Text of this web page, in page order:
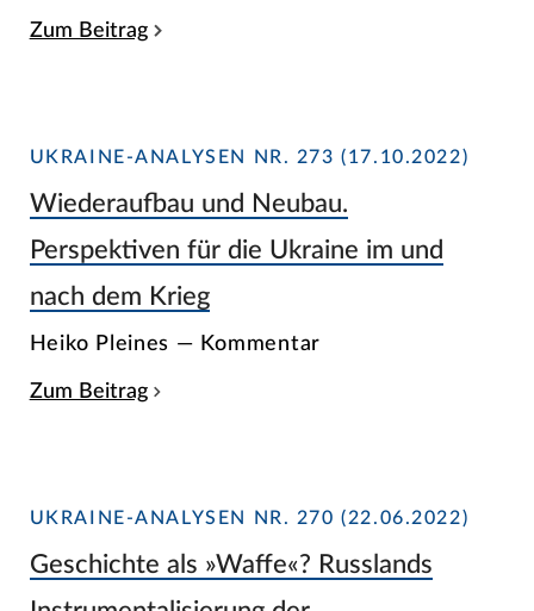
Zum Beitrag
UKRAINE-ANALYSEN NR. 273 (17.10.2022)
Wiederaufbau und Neubau.
Perspektiven für die Ukraine im und
nach dem Krieg
Heiko Pleines — Kommentar
Zum Beitrag
UKRAINE-ANALYSEN NR. 270 (22.06.2022)
Geschichte als »Waffe«? Russlands